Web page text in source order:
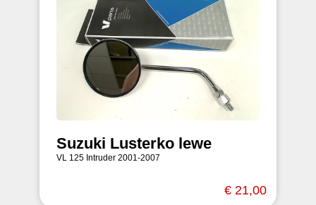
Suzuki Lusterko lewe
VL 125 Intruder 2001-2007
€ 21,00